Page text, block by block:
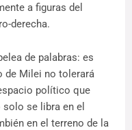
a figuras del
derecha.
de palabras: es
de Milei no tolerará
político que
se libra en el
en el terreno de la